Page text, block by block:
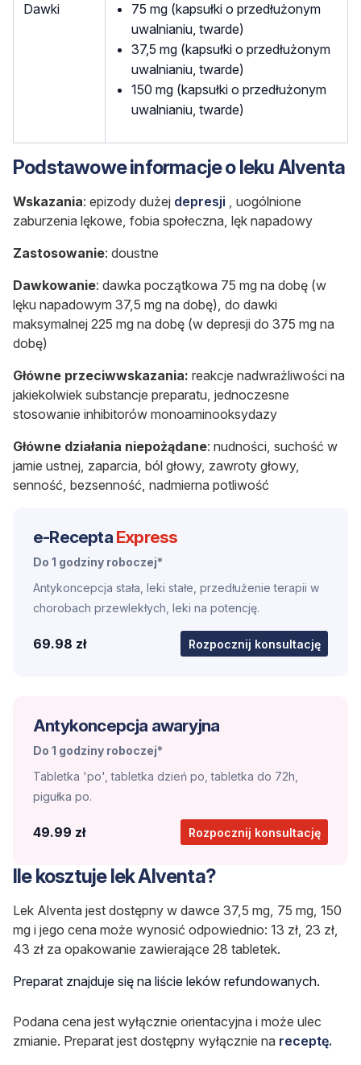
Dawki
75 mg (kapsułki o przedłużonym
uwalnianiu, twarde)
37,5 mg (kapsułki o przedłużonym
uwalnianiu, twarde)
150 mg (kapsułki o przedłużonym
uwalnianiu, twarde)
Podstawowe informacje o leku Alventa
Wskazania: epizody dużej depresji , uogólnione
zaburzenia lękowe, fobia społeczna, lęk napadowy
Zastosowanie: doustne
Dawkowanie: dawka początkowa 75 mg na dobę (w
lęku napadowym 37,5 mg na dobę), do dawki
maksymalnej 225 mg na dobę (w depresji do 375 mg na
dobę)
Główne przeciwwskazania: reakcje nadwrażliwości na
jakiekolwiek substancje preparatu, jednoczesne
stosowanie inhibitorów monoaminooksydazy
Główne działania niepożądane: nudności, suchość w
jamie ustnej, zaparcia, ból głowy, zawroty głowy,
senność, bezsenność, nadmierna potliwość
e-Recepta Express
Do 1 godziny roboczej*
Antykoncepcja stała, leki stałe, przedłużenie terapii w
chorobach przewlekłych, leki na potencję.
69.98 zł Rozpocznij konsultację
Antykoncepcja awaryjna
Do 1 godziny roboczej*
Tabletka 'po', tabletka dzień po, tabletka do 72h,
pigułka po.
49.99 zł Rozpocznij konsultację
Ile kosztuje lek Alventa?
Lek Alventa jest dostępny w dawce 37,5 mg, 75 mg, 150
mg i jego cena może wynosić odpowiednio: 13 zł, 23 zł,
43 zł za opakowanie zawierające 28 tabletek.
Preparat znajduje się na liście leków refundowanych.
Podana cena jest wyłącznie orientacyjna i może ulec
zmianie. Preparat jest dostępny wyłącznie na receptę.